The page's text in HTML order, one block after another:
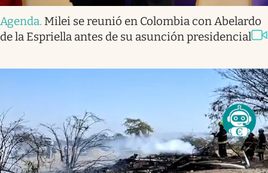
Agenda. Milei se reunió en Colombia con Abelardo
de la Espriella antes de su asunción presidencial